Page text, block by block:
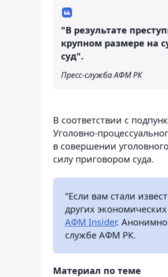
"В результате
крупном размере на
суд".
Пресс-служба АФМ РК
В соответствии с
Уголовно-
в совершении
силу приговором суда.
"Если вам стали
других
АФМ Insider.
службе АФМ РК.
Материал по теме